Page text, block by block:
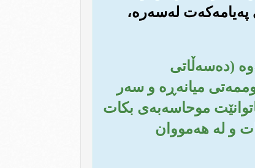
په‌یامه‌که‌ت له‌سه‌ره‌،
(ده‌سه‌ڵاتی
میانه‌ڕه و سه‌ر
موحاسه‌به‌ی بکات
و له هه‌مووان